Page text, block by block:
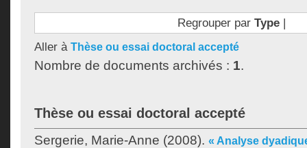
Regrouper par Type|
Aller à Thèse ou essai doctoral accepté
Nombre de documents archivés : 1.
Thèse ou essai doctoral accepté
Sergerie, Marie-Anne (2008). « Analyse